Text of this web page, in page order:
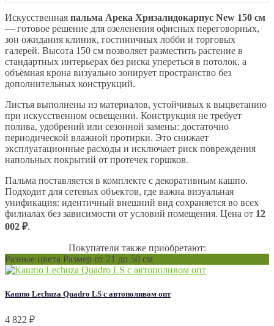
Искусственная пальма Арека Хризалидокарпус New 150 см
— готовое решение для озеленения офисных переговорных,
зон ожидания клиник, гостиничных лобби и торговых
галерей. Высота 150 см позволяет разместить растение в
стандартных интерьерах без риска упереться в потолок, а
объёмная крона визуально зонирует пространство без
дополнительных конструкций.
Листья выполнены из материалов, устойчивых к выцветанию
при искусственном освещении. Конструкция не требует
полива, удобрений или сезонной замены: достаточно
периодической влажной протирки. Это снижает
эксплуатационные расходы и исключает риск повреждения
напольных покрытий от протечек горшков.
Пальма поставляется в комплекте с декоративным кашпо.
Подходит для сетевых объектов, где важна визуальная
унификация: идентичный внешний вид сохраняется во всех
филиалах без зависимости от условий помещения. Цена от 12
002 ₽.
Покупатели также приобретают:
Разные цвета Размер от 21 до 50 см
Кашпо Lechuza Quadro LS с автополивом опт
4 822 ₽